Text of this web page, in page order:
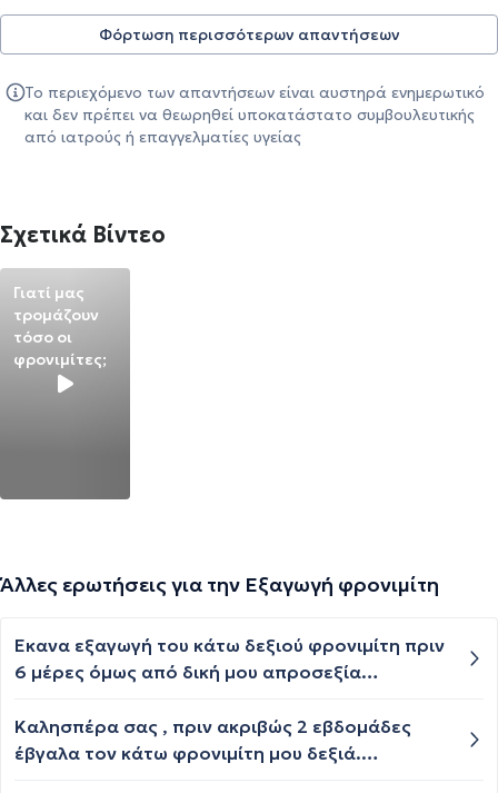
Φόρτωση περισσότερων απαντήσεων
Το περιεχόμενο των απαντήσεων είναι αυστηρά ενημερωτικό
και δεν πρέπει να θεωρηθεί υποκατάστατο συμβουλευτικής
από ιατρούς ή επαγγελματίες υγείας
Σχετικά Βίντεο
Γιατί μας
τρομάζουν
τόσο οι
φρονιμίτες;
Άλλες ερωτήσεις για την Εξαγωγή φρονιμίτη
Έκανα εξαγωγή του κάτω δεξιού φρονιμίτη πριν
6 μέρες όμως από δική μου απροσεξία
Την ίδια στιγμή με την εξαγωγή διαγνώστηκα και
με ωτίτιδα οπότε έπρεπε να πάρω την
Καλησπέρα σας , πριν ακριβώς 2 εβδομάδες
έβγαλα τον κάτω φρονιμίτη μου δεξιά.